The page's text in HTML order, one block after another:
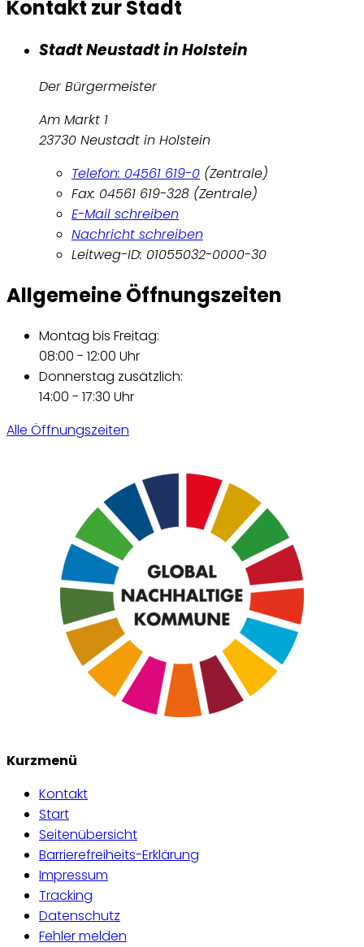
Kontakt zur Stadt
Stadt Neustadt in Holstein
Der Bürgermeister
Am Markt 1
23730 Neustadt in Holstein
Telefon: 04561 619-0 (Zentrale)
Fax: 04561 619-328 (Zentrale)
E-Mail schreiben
Nachricht schreiben
Leitweg-ID: 01055032-0000-30
Allgemeine Öffnungszeiten
Montag bis Freitag:
08:00 - 12:00 Uhr
Donnerstag zusätzlich:
14:00 - 17:30 Uhr
Alle Öffnungszeiten
Kurzmenü
Kontakt
Start
Seitenübersicht
Barrierefreiheits-Erklärung
Impressum
Tracking
Datenschutz
Fehler melden